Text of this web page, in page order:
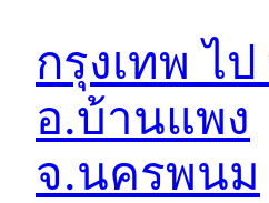
กรุงเทพ ไ
อ.บ้านแพง
จ.นครพนม